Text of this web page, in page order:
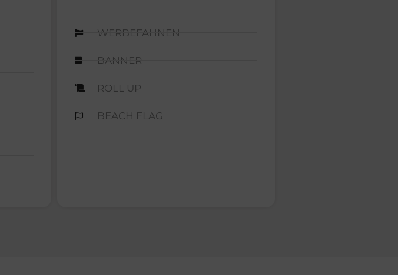
WERBEFAHNEN
BANNER
ROLL UP
BEACH FLAG